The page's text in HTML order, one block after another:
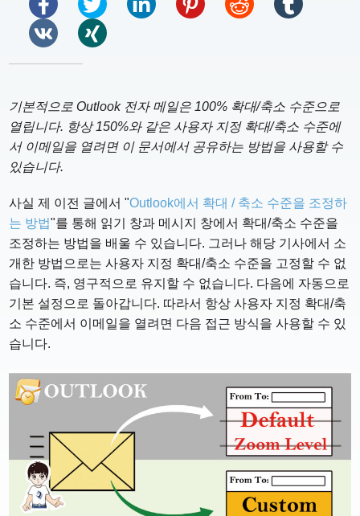
기본적으로 Outlook 전자 메일은 100% 확대/축소 수준으로
열립니다. 항상 150%와 같은 사용자 지정 확대/축소 수준에
서 이메일을 열려면 이 문서에서 공유하는 방법을 사용할 수
있습니다.
사실 제 이전 글에서 "Outlook에서 확대 / 축소 수준을 조정하
는 방법"를 통해 읽기 창과 메시지 창에서 확대/축소 수준을
조정하는 방법을 배울 수 있습니다. 그러나 해당 기사에서 소
개한 방법으로는 사용자 지정 확대/축소 수준을 고정할 수 없
습니다. 즉, 영구적으로 유지할 수 없습니다. 다음에 자동으로
기본 설정으로 돌아갑니다. 따라서 항상 사용자 지정 확대/축
소 수준에서 이메일을 열려면 다음 접근 방식을 사용할 수 있
습니다.